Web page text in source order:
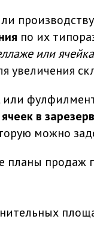
по их
или
или
в
можно
планы продаж